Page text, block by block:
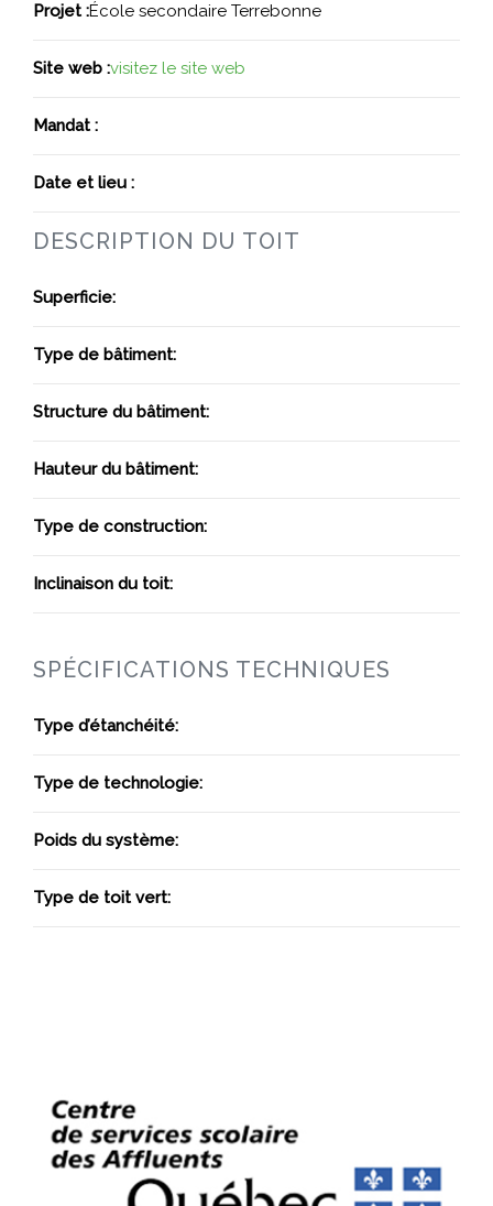
Projet :École secondaire Terrebonne
Site web :visitez le site web
Mandat :
Date et lieu :
DESCRIPTION DU TOIT
Superficie:
Type de bâtiment:
Structure du bâtiment:
Hauteur du bâtiment:
Type de construction:
Inclinaison du toit:
SPÉCIFICATIONS TECHNIQUES
Type d’étanchéité:
Type de technologie:
Poids du système:
Type de toit vert: